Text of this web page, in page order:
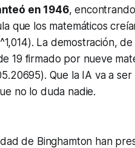
en 1946,
que los matemáticos
La demostración,
19 firmado por nueve
Que la IA va a
no lo duda nadie.
de Binghamton han